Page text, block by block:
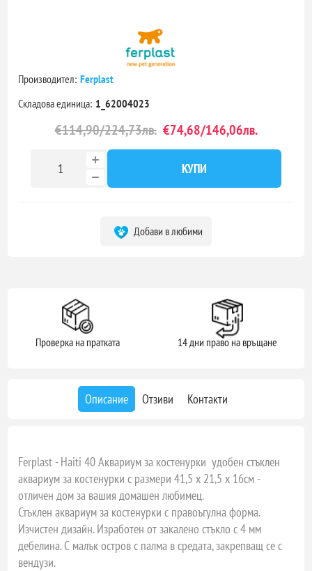
Производител: Ferplast
Складова единица: 1_62004023
€114,90/224,73лв. €74,68/146,06лв.
КУПИ
Добави в любими
Проверка на пратката 14 дни право на връщане
Описание Отзиви Контакти
Ferplast - Haiti 40 Аквариум за костенурки удобен стъклен
аквариум за костенурки с размери 41,5 x 21,5 x 16см -
отличен дом за вашия домашен любимец.
Стъклен аквариум за костенурки с правоъгулна форма.
Изчистен дизайн. Изработен от закалено стъкло с 4 мм
дебелина. С малък остров с палма в средата, закрепващ се с
вендузи.